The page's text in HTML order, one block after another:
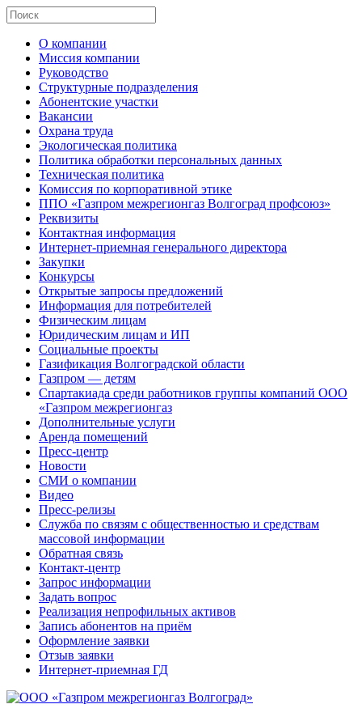
О компании
Миссия компании
Руководство
Структурные подразделения
Абонентские участки
Вакансии
Охрана труда
Экологическая политика
Политика обработки персональных данных
Техническая политика
Комиссия по корпоративной этике
ППО «Газпром межрегионгаз Волгоград профсоюз»
Реквизиты
Контактная информация
Интернет-приемная генерального директора
Закупки
Конкурсы
Открытые запросы предложений
Информация для потребителей
Физическим лицам
Юридическим лицам и ИП
Социальные проекты
Газификация Волгоградской области
Газпром — детям
Спартакиада среди работников группы компаний ООО
«Газпром межрегионгаз
Дополнительные услуги
Аренда помещений
Пресс-центр
Новости
СМИ о компании
Видео
Пресс-релизы
Служба по связям с общественностью и средствам
массовой информации
Обратная связь
Контакт-центр
Запрос информации
Задать вопрос
Реализация непрофильных активов
Запись абонентов на приём
Оформление заявки
Отзыв заявки
Интернет-приемная ГД